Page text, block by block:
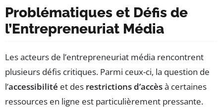
Problématiques et Défis de
l’Entrepreneuriat Média
Les acteurs de l’entrepreneuriat média rencontrent
plusieurs défis critiques. Parmi ceux-ci, la question de
l’accessibilité et des restrictions d’accèsà certaines
ressources en ligne est particulièrement pressante.